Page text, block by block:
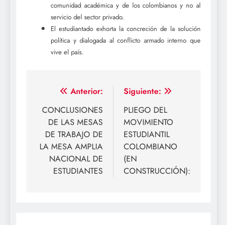
comunidad académica y de los colombianos y no al
servicio del sector privado.
El estudiantado exhorta la concreción de la solución
política y dialogada al conflicto armado interno que
vive el país.
Navegación
de
entradas
Anterior:
CONCLUSIONES
DE LAS MESAS
DE TRABAJO DE
LA MESA AMPLIA
NACIONAL DE
ESTUDIANTES
Siguiente:
PLIEGO DEL
MOVIMIENTO
ESTUDIANTIL
COLOMBIANO
(EN
CONSTRUCCIÓN):